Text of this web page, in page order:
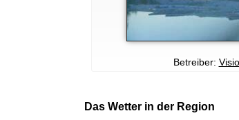
Betreiber:
Das Wetter in der Region